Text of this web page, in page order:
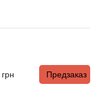
грн Предзаказ